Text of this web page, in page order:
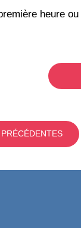
heure